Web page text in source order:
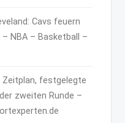
Cavs feuern
NBA – Basketball –
Zeitplan, festgelegte
zweiten Runde –